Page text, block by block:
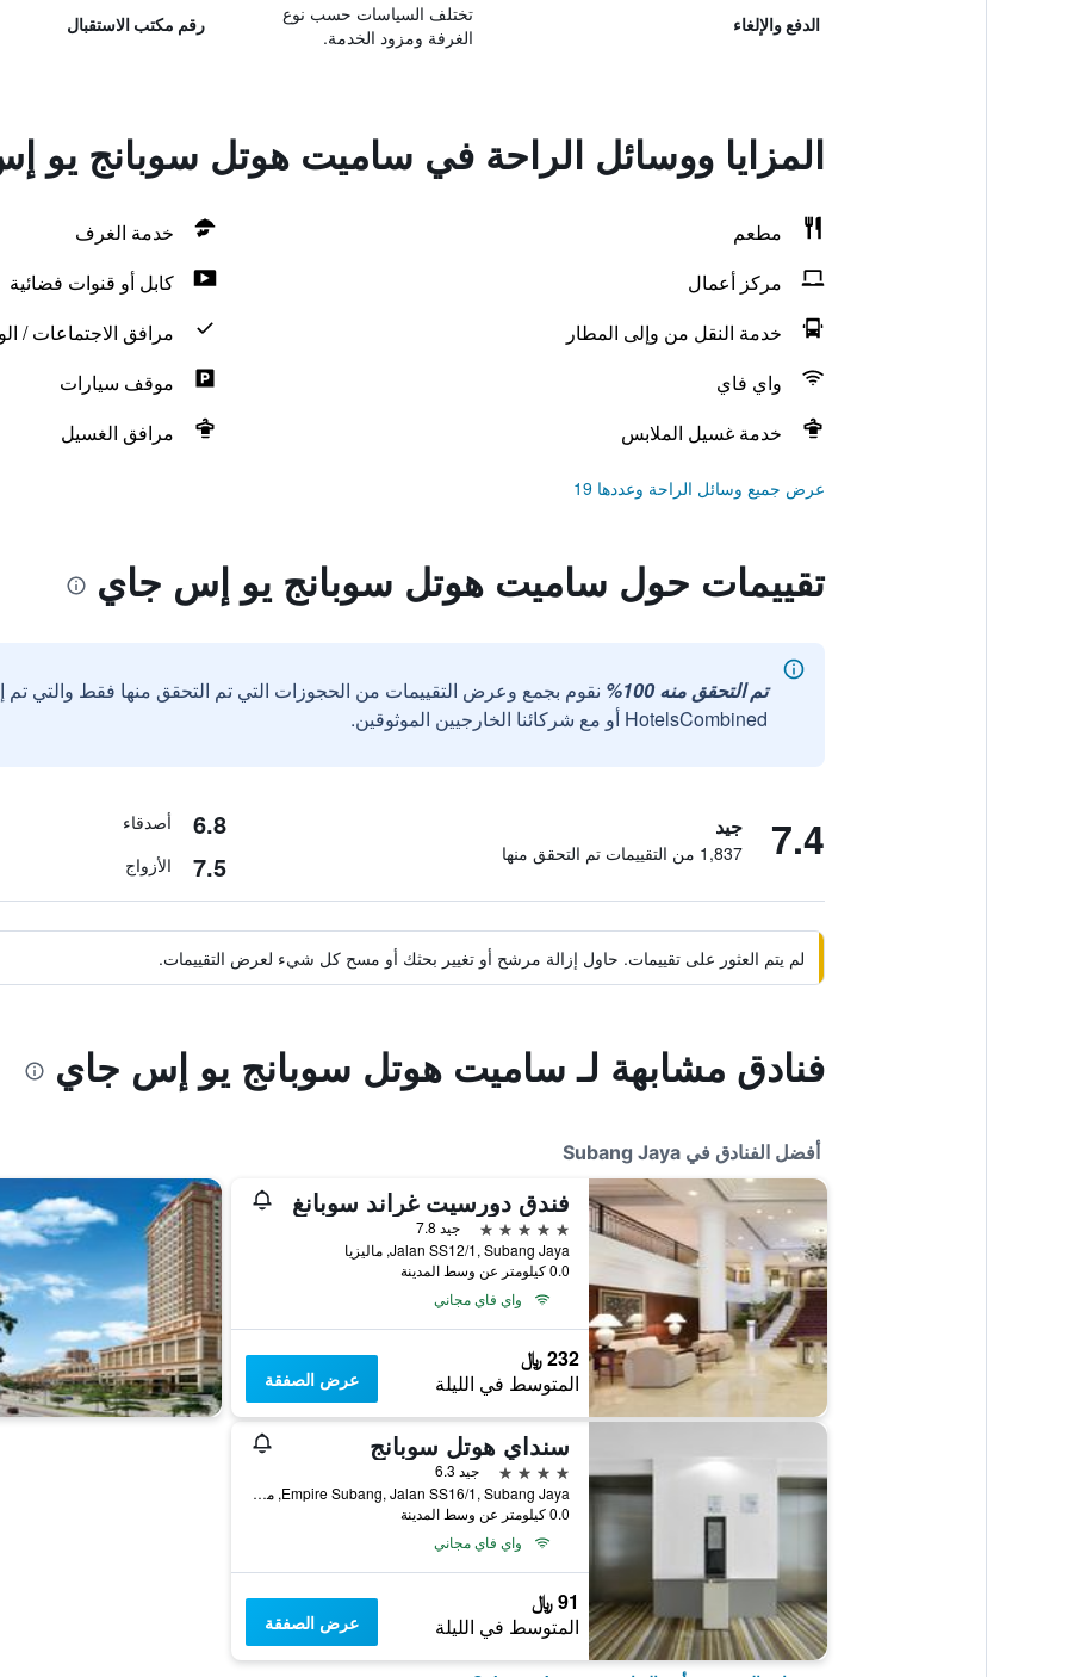
الدفع والإلغاء
تختلف السياسات حسب نوع
الغرفة ومزود الخدمة.
رقم مكتب الاستقبال
المزايا ووسائل الراحة في ساميت هوتل سوبانج يو
مطعم
خدمة الغرف
مركز أعمال
كابل أو قنوات فضائية
خدمة النقل من وإلى المطار
مرافق الاجتماعات /
واي فاي
موقف سيارات
خدمة غسيل الملابس
مرافق الغسيل
عرض جميع وسائل الراحة وعددها 19
تقييمات حول ساميت هوتل سوبانج يو إس جاي
تم التحقق منه 100%
نقوم بجمع وعرض التقييمات من الحجوزات التي تم التحقق منها فقط والتي
HotelsCombined أو مع شركائنا الخارجيين الموثوقين.
7.4 جيد
1,837 من التقييمات تم التحقق منها
6.8 أصدقاء
7.5 الأزواج
لم يتم العثور على تقييمات. حاول إزالة مرشح أو تغيير بحثك أو مسح كل شيء لعرض التقييمات.
فنادق مشابهة لـ ساميت هوتل سوبانج يو إس جاي
أفضل الفنادق في Subang Jaya
فندق دورسيت غراند سوبانغ
5 نجوم
جيد 7.8
Jalan SS12/1, Subang Jaya, ماليزيا
0.0 كيلومتر عن وسط المدينة
واي فاي مجاني
232 ﷼
المتوسط في الليلة عرض الصفقة
سنداي هوتل سوبانج
4 نجوم
جيد 6.3
Empire Subang, Jalan SS16/1, Subang Jaya, ماليزيا
0.0 كيلومتر عن وسط المدينة
واي فاي مجاني
91 ﷼
المتوسط في الليلة عرض الصفقة